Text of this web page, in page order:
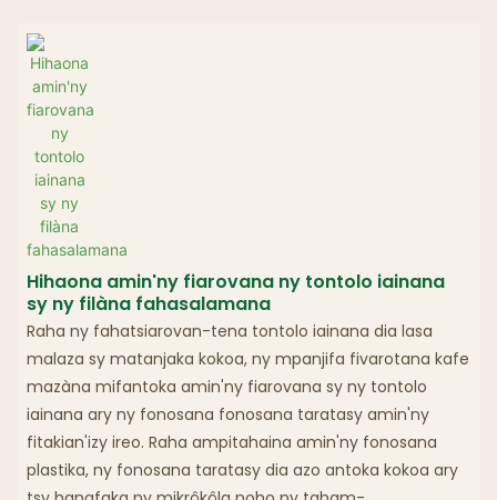
Hihaona amin'ny fiarovana ny tontolo iainana
sy ny filàna fahasalamana
Raha ny fahatsiarovan-tena tontolo iainana dia lasa
malaza sy matanjaka kokoa, ny mpanjifa fivarotana kafe
mazàna mifantoka amin'ny fiarovana sy ny tontolo
iainana ary ny fonosana fonosana taratasy amin'ny
fitakian'izy ireo. Raha ampitahaina amin'ny fonosana
plastika, ny fonosana taratasy dia azo antoka kokoa ary